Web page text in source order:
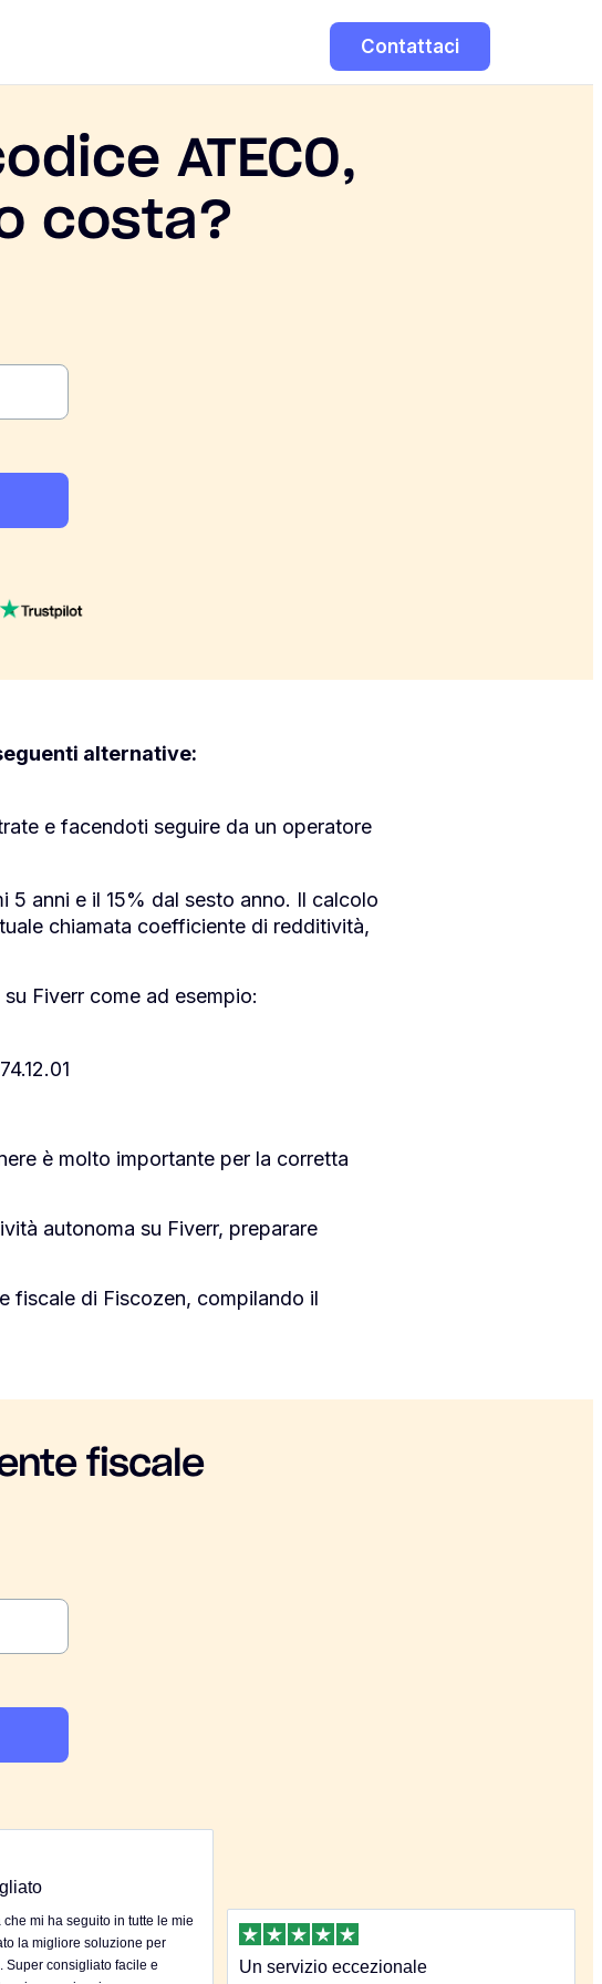
Contattaci
ATECO,
costa?
alternative:
e facendoti seguire da un operatore
anni e il 15% dal sesto anno. Il calcolo
chiamata coefficiente di redditività,
Fiverr come ad esempio:
è molto importante per la corretta
autonoma su Fiverr, preparare
fiscale di Fiscozen, compilando il
fiscale
mi ha seguito in tutte le mie
la migliore soluzione per
Super consigliato facile e
Un servizio eccezionale